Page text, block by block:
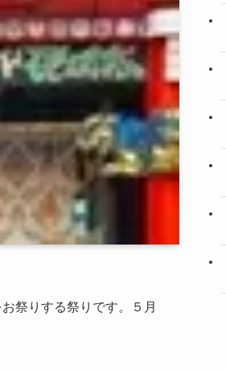
祭りする祭りです。５月